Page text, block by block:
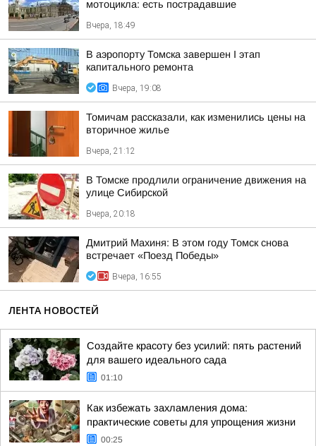
мотоцикла: есть пострадавшие
Вчера, 18:49
В аэропорту Томска завершен I этап
капитального ремонта
Вчера, 19:08
Томичам рассказали, как изменились цены на
вторичное жилье
Вчера, 21:12
В Томске продлили ограничение движения на
улице Сибирской
Вчера, 20:18
Дмитрий Махиня: В этом году Томск снова
встречает «Поезд Победы»
Вчера, 16:55
ЛЕНТА НОВОСТЕЙ
Создайте красоту без усилий: пять растений
для вашего идеального сада
01:10
Как избежать захламления дома:
практические советы для упрощения жизни
00:25